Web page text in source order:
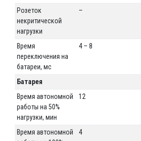
Розеток
некритической
нагрузки
–
Время
переключения на
батареи, мс
4 – 8
Батарея
Время автономной
работы на 50%
нагрузки, мин
12
Время автономной
4